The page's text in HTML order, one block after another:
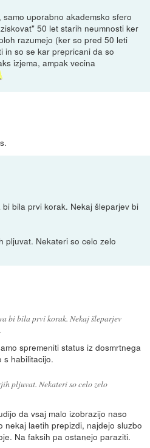
uporabno akademsko sfero
50 let starih neumnosti ker
razumejo (ker so pred 50 leti
in so se kar prepricani da so
izjema, ampak vecina
bila prvi korak. Nekaj šleparjev bi
pljuvat. Nekateri so celo zelo
bi bila prvi korak. Nekaj šleparjev
spremeniti status iz dosmrtnega
s habilitacijo.
pljuvat. Nekateri so celo zelo
da vsaj malo izobrazijo naso
nekaj laetih prepizdi, najdejo sluzbo
Na faksih pa ostanejo paraziti.